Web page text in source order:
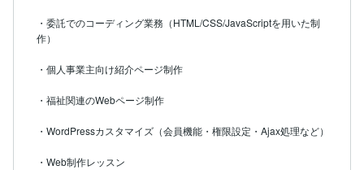
・委託でのコーディング業務（HTML/CSS/JavaScriptを用いた制
作）
・個人事業主向け紹介ページ制作
・福祉関連のWebページ制作
・WordPressカスタマイズ（会員機能・権限設定・Ajax処理など）
・Web制作レッスン